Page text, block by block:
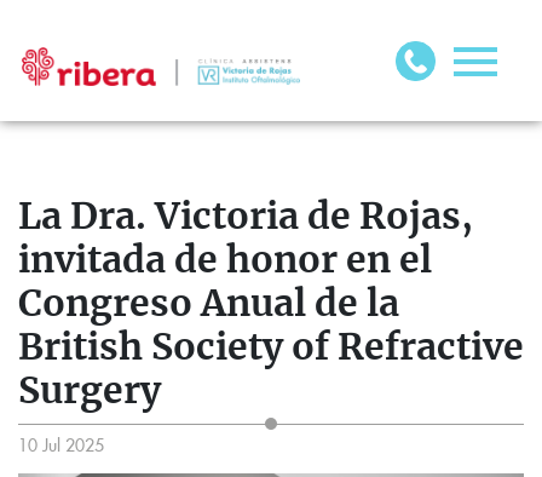
La Dra. Victoria de Rojas,
invitada de honor en el
Congreso Anual de la
British Society of Refractive
Surgery
10 Jul 2025